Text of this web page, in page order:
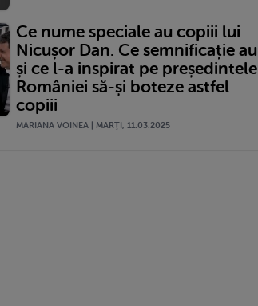
Ce nume speciale au copiii lui
Nicușor Dan. Ce semnificație au
și ce l-a inspirat pe președintele
României să-și boteze astfel
copiii
MARIANA VOINEA | MARŢI, 11.03.2025